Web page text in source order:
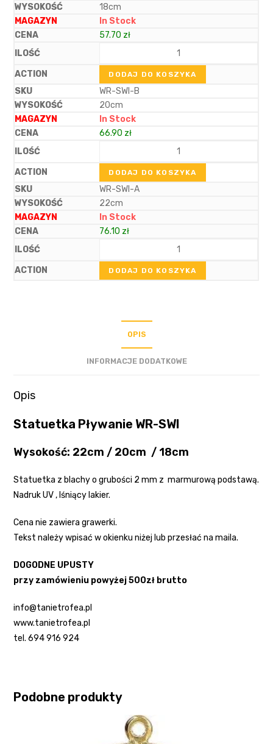
18cm
In Stock
57.70 zł
DODAJ DO KOSZYKA
WR-SWI-B
20cm
In Stock
66.90 zł
DODAJ DO KOSZYKA
WR-SWI-A
22cm
In Stock
76.10 zł
DODAJ DO KOSZYKA
OPIS
INFORMACJE DODATKOWE
Opis
Statuetka Pływanie WR-SWI
Wysokość: 22cm / 20cm / 18cm
Statuetka z blachy o grubości 2 mm z marmurową podstawą.
Nadruk UV , lśniący lakier.
Cena nie zawiera grawerki.
Tekst należy wpisać w okienku niżej lub przesłać na maila.
DOGODNE UPUSTY
przy zamówieniu powyżej 500zł brutto
info@tanietrofea.pl
www.tanietrofea.pl
tel. 694 916 924
Podobne produkty